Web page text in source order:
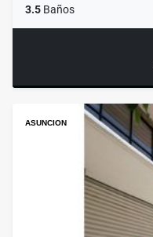
3.5 Baños
ASUNCION